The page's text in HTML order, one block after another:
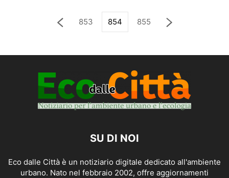
853 854 855
SU DI NOI
Eco dalle Città è un notiziario digitale dedicato all'ambiente
urbano. Nato nel febbraio 2002, offre aggiornamenti